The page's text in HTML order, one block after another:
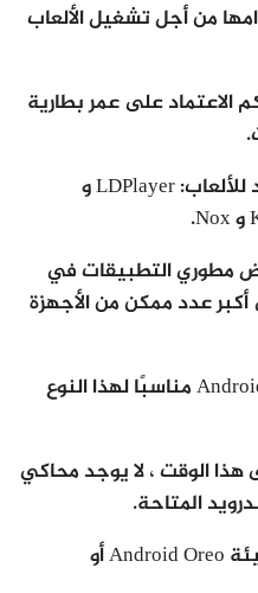
من أجل تشغيل الألعاب
الاعتماد على عمر بطارية
وتتضمن أفضل محاكيات أندرويد للألعاب: LDPlayer و
مطوري التطبيقات في
أكبر عدد ممكن من الأجهزة
وعادة ما يكون محاكي Android Studio مناسبًا لهذا النوع
هذا الوقت ، لا يوجد محاكي
المتاحة.
ومعظم المحاكيات تعمل في بيئة Android Oreo أو